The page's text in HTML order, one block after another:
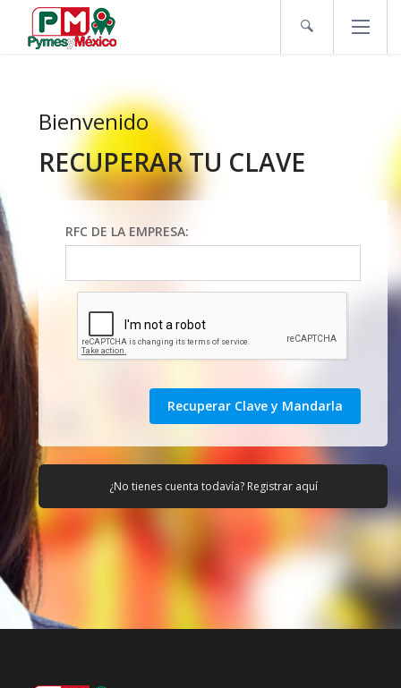
Bienvenido
RECUPERAR TU CLAVE
RFC DE LA EMPRESA:
¿No tienes cuenta todavía? Registrar aquí